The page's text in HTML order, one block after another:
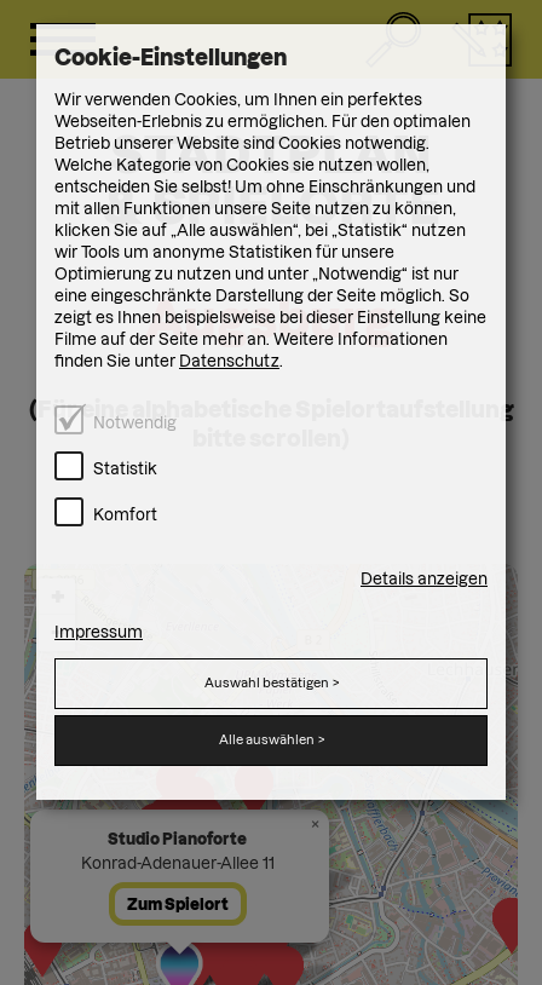
STADTPLAN
& SPIELORTE
Augsburg
(Für eine alpha­betische Spielort­aufstellung
Studio Pianoforte
Konrad-Adenauer-Allee 11
Zum Spielort
×
−
Cookie-Einstellungen
Wir verwenden Cookies, um Ihnen ein perfektes
Webseiten-Erlebnis zu ermöglichen. Für den optimalen
Betrieb unserer Website sind Cookies notwendig.
Welche Kategorie von Cookies sie nutzen wollen,
entscheiden Sie selbst! Um ohne Einschränkungen und
mit allen Funktionen unsere Seite nutzen zu können,
klicken Sie auf „Alle auswählen“, bei „Statistik“ nutzen
wir Tools um anonyme Statistiken für unsere
Optimierung zu nutzen und unter „Notwendig“ ist nur
eine eingeschränkte Darstellung der Seite möglich. So
zeigt es Ihnen beispielsweise bei dieser Einstellung keine
Filme auf der Seite mehr an. Weitere Informationen
finden Sie unter Datenschutz.
Notwendig
Statistik
Komfort
Details anzeigen
Impressum
Auswahl bestätigen >
Alle auswählen >